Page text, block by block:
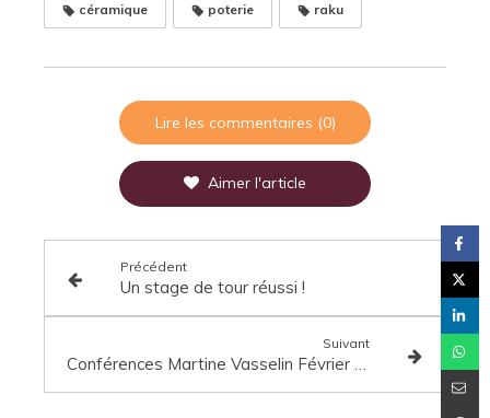
céramique poterie raku
Lire les commentaires (0)
Aimer l'article
Précédent
Un stage de tour réussi !
Suivant
Conférences Martine Vasselin Février 2025